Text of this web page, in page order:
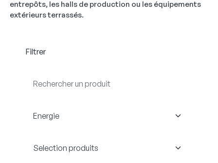
entrepôts, les halls de production ou les équipements
extérieurs terrassés.
Filtrer